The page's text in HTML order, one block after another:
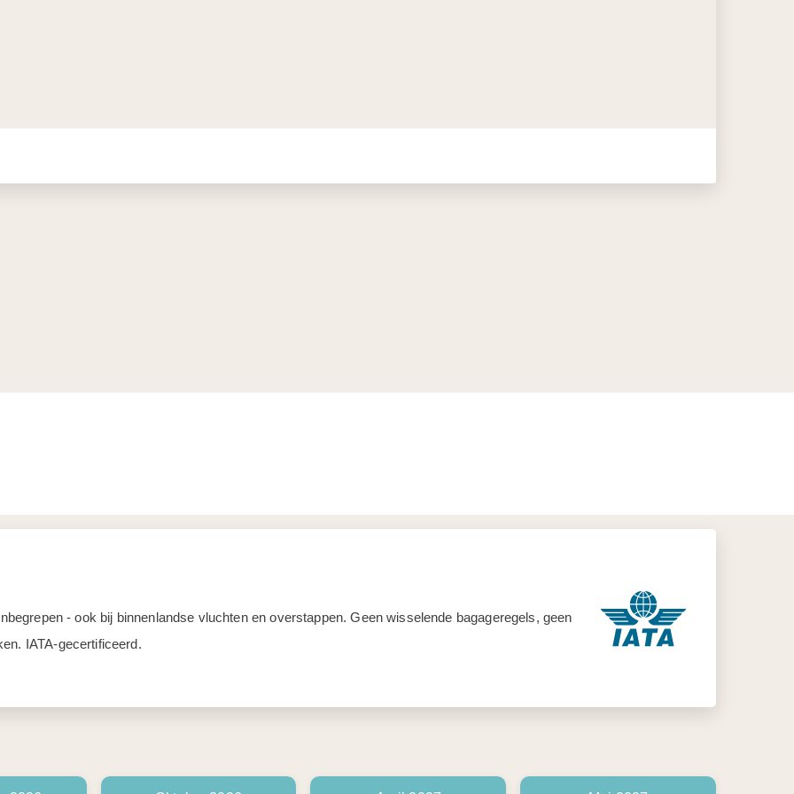
- ook bij binnenlandse vluchten en overstappen. Geen wisselende bagageregels, geen
IATA-gecertificeerd.